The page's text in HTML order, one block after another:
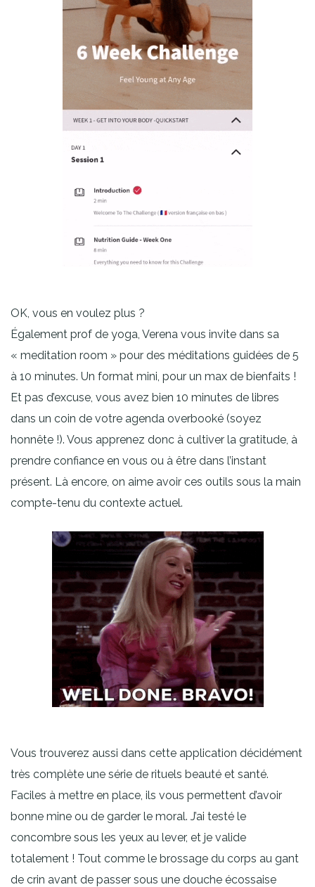
OK, vous en voulez plus ?
Également prof de yoga, Verena vous invite dans sa
« meditation room » pour des méditations guidées de 5
à 10 minutes. Un format mini, pour un max de bienfaits !
Et pas d’excuse, vous avez bien 10 minutes de libres
dans un coin de votre agenda overbooké (soyez
honnête !). Vous apprenez donc à cultiver la gratitude, à
prendre confiance en vous ou à être dans l’instant
présent. Là encore, on aime avoir ces outils sous la main
compte-tenu du contexte actuel.
Vous trouverez aussi dans cette application décidément
très complète une série de rituels beauté et santé.
Faciles à mettre en place, ils vous permettent d’avoir
bonne mine ou de garder le moral. J’ai testé le
concombre sous les yeux au lever, et je valide
totalement ! Tout comme le brossage du corps au gant
de crin avant de passer sous une douche écossaise